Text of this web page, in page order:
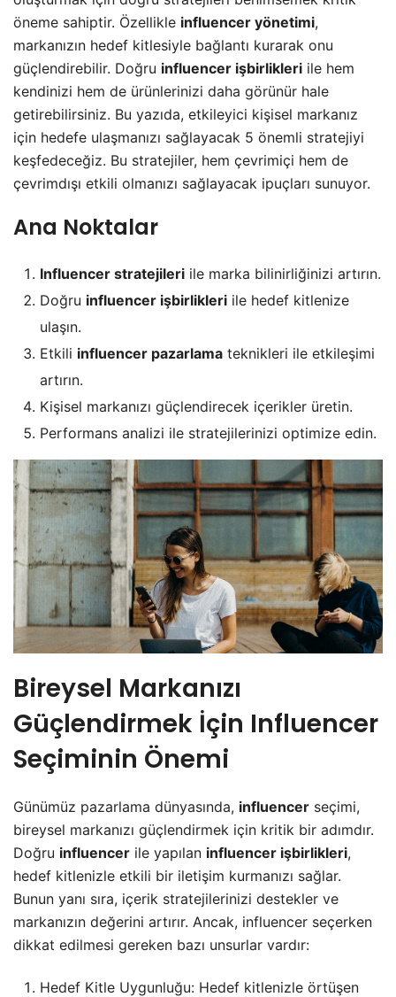
öneme sahiptir. Özellikle influencer yönetimi,
markanızın hedef kitlesiyle bağlantı kurarak onu
güçlendirebilir. Doğru influencer işbirlikleri ile hem
kendinizi hem de ürünlerinizi daha görünür hale
getirebilirsiniz. Bu yazıda, etkileyici kişisel markanız
için hedefe ulaşmanızı sağlayacak 5 önemli stratejiyi
keşfedeceğiz. Bu stratejiler, hem çevrimiçi hem de
çevrimdışı etkili olmanızı sağlayacak ipuçları sunuyor.
Ana Noktalar
Influencer stratejileri ile marka bilinirliğinizi artırın.
Doğru influencer işbirlikleri ile hedef kitlenize
ulaşın.
Etkili influencer pazarlama teknikleri ile etkileşimi
artırın.
Kişisel markanızı güçlendirecek içerikler üretin.
Performans analizi ile stratejilerinizi optimize edin.
Bireysel Markanızı
Güçlendirmek İçin Influencer
Seçiminin Önemi
Günümüz pazarlama dünyasında, influencer seçimi,
bireysel markanızı güçlendirmek için kritik bir adımdır.
Doğru influencer ile yapılan influencer işbirlikleri,
hedef kitlenizle etkili bir iletişim kurmanızı sağlar.
Bunun yanı sıra, içerik stratejilerinizi destekler ve
markanızın değerini artırır. Ancak, influencer seçerken
dikkat edilmesi gereken bazı unsurlar vardır:
Hedef Kitle Uygunluğu: Hedef kitlenizle örtüşen